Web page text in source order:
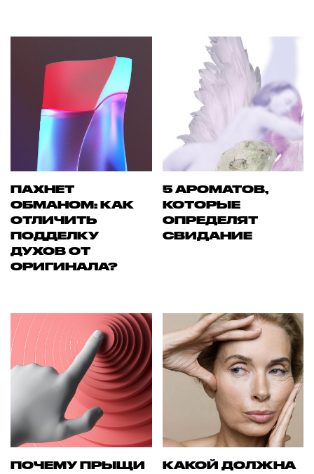
ПАХНЕТ
ОБМАНОМ: КАК
ОТЛИЧИТЬ
ПОДДЕЛКУ
ДУХОВ ОТ
ОРИГИНАЛА?
5 АРОМАТОВ,
КОТОРЫЕ
ОПРЕДЕЛЯТ
СВИДАНИЕ
ПОЧЕМУ ПРЫЩИ
КАКОЙ ДОЛЖНА